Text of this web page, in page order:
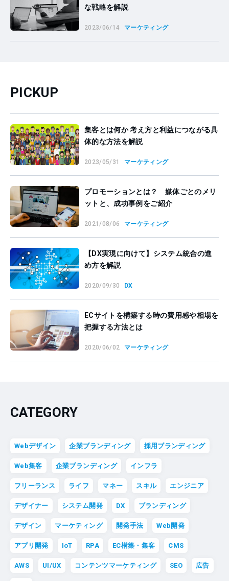
な戦略を解説
2023/06/14 マーケティング
PICKUP
集客とは何か 考え方と利益につながる具
体的な方法を解説
2023/05/31 マーケティング
プロモーションとは？ 媒体ごとのメリ
ットと、成功事例をご紹介
2021/08/06 マーケティング
【DX実現に向けて】システム統合の進
め方を解説
2020/09/30 DX
ECサイトを構築する時の費用感や相場を
把握する方法とは
2020/06/02 マーケティング
CATEGORY
Webデザイン 企業ブランディング 採用ブランディング
Web集客 企業ブランディング インフラ
フリーランス ライフ マネー スキル エンジニア
デザイナー システム開発 DX ブランディング
デザイン マーケティング 開発手法 Web開発
アプリ開発 IoT RPA EC構築・集客 CMS
AWS UI/UX コンテンツマーケティング SEO 広告